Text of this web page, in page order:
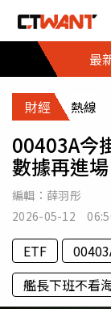
最
財經 熱線
00403A今
數據再進
編輯： 薛羽彤
2026-05-12
ETF
艦長下班不看